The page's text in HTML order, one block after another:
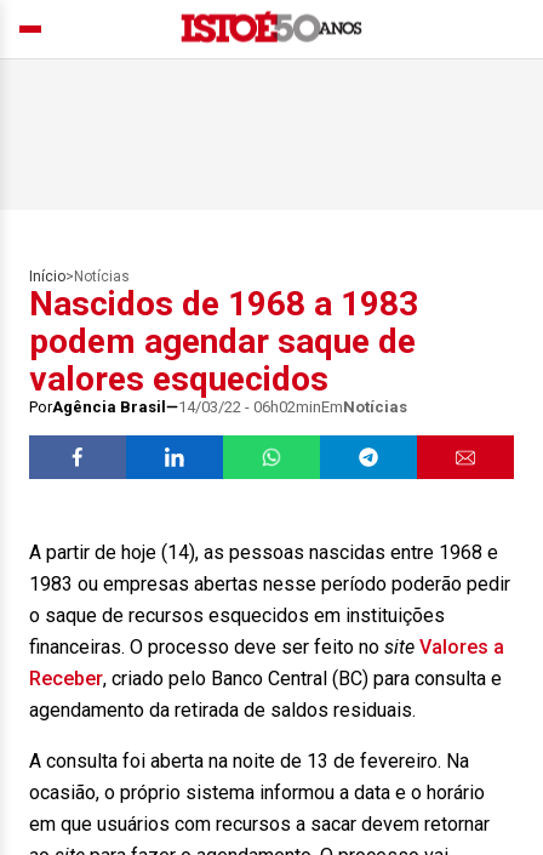
Início> Notícias
Nascidos de 1968 a 1983
podem agendar saque de
valores esquecidos
PorAgência Brasil 14/03/22 - 06h02minEmNotícias
A partir de hoje (14), as pessoas nascidas entre 1968 e
1983 ou empresas abertas nesse período poderão pedir
o saque de recursos esquecidos em instituições
financeiras. O processo deve ser feito no site Valores a
Receber, criado pelo Banco Central (BC) para consulta e
agendamento da retirada de saldos residuais.
A consulta foi aberta na noite de 13 de fevereiro. Na
ocasião, o próprio sistema informou a data e o horário
em que usuários com recursos a sacar devem retornar